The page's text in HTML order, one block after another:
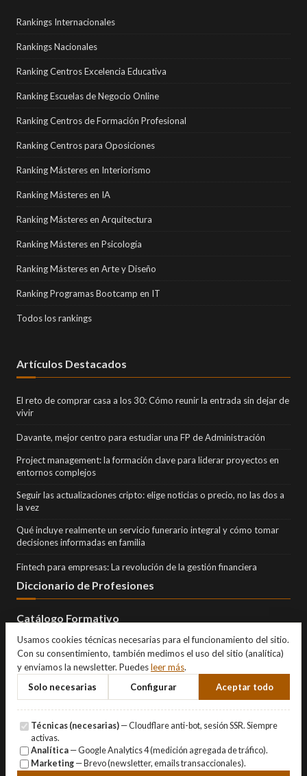
Rankings Internacionales
Rankings Nacionales
Ranking Centros Excelencia Educativa
Ranking Escuelas de Negocio Online
Ranking Centros de Formación Profesional
Ranking Centros para Oposiciones
Ranking Másteres en Interiorismo
Ranking Másteres en IA
Ranking Másteres en Arquitectura
Ranking Másteres en Psicología
Ranking Másteres en Arte y Diseño
Ranking Programas Bootcamp en IT
Todos los rankings
Artículos Destacados
El reto de comprar casa a los 30: Cómo reunir la entrada sin dejar de
vivir
Davante, mejor centro para estudiar una FP de Administración
Project management: la formación clave para liderar proyectos en
entornos complejos
Seguir las actualizaciones cripto: elige noticias o precio, no las dos a
la vez
Qué incluye realmente un servicio funerario integral y cómo tomar
decisiones informadas en familia
Fintech para empresas: La revolución de la gestión financiera
Diccionario de Profesiones
Catálogo Formativo
Usamos cookies técnicas necesarias para el funcionamiento del sitio.
Con su consentimiento, también medimos el uso del sitio (analítica)
y enviamos la newsletter. Puedesleer más.
Solo necesarias
Configurar Aceptar todo
Técnicas (necesarias) — Cloudflare anti-bot, sesión SSR. Siempre
activas.
Analítica — Google Analytics 4 (medición agregada de tráfico).
Marketing — Brevo (newsletter, emails transaccionales).